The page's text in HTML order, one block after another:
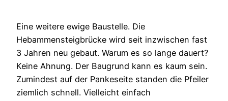
Eine weitere ewige Baustelle. Die
Hebammensteigbrücke wird seit inzwischen fast
3 Jahren neu gebaut. Warum es so lange dauert?
Keine Ahnung. Der Baugrund kann es kaum sein.
Zumindest auf der Pankeseite standen die Pfeiler
ziemlich schnell. Vielleicht einfach